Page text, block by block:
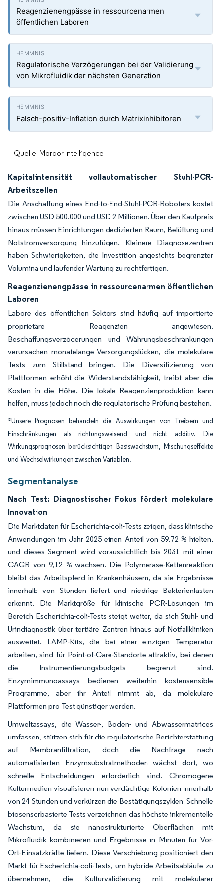
Reagenzienengpässe in ressourcenarmen
öffentlichen Laboren
Regulatorische Verzögerungen bei der Validierung
von Mikrofluidik der nächsten Generation
Falsch-positiv-Inflation durch Matrixinhibitoren
Quelle: Mordor Intelligence
Kapitalintensität vollautomatischer Stuhl-PCR-
Arbeitszellen
Die Anschaffung eines End-to-End-Stuhl-PCR-Roboters kostet
zwischen USD 500.000 und USD 2 Millionen. Über den Kaufpreis
hinaus müssen Einrichtungen dedizierten Raum, Belüftung und
Notstromversorgung hinzufügen. Kleinere Diagnosezentren
haben Schwierigkeiten, die Investition angesichts begrenzter
Volumina und laufender Wartung zu rechtfertigen.
Reagenzienengpässe in ressourcenarmen öffentlichen
Laboren
Labore des öffentlichen Sektors sind häufig auf importierte
proprietäre Reagenzien angewiesen.
Beschaffungsverzögerungen und Währungsbeschränkungen
verursachen monatelange Versorgungslücken, die molekulare
Tests zum Stillstand bringen. Die Diversifizierung von
Plattformen erhöht die Widerstandsfähigkeit, treibt aber die
Kosten in die Höhe. Die lokale Reagenzienproduktion kann
helfen, muss jedoch noch die regulatorische Prüfung bestehen.
*Unsere Prognosen behandeln die Auswirkungen von Treibern und
Einschränkungen als richtungsweisend und nicht additiv. Die
Wirkungsprognosen berücksichtigen Basiswachstum, Mischungseffekte
und Wechselwirkungen zwischen Variablen.
Segmentanalyse
Nach Test: Diagnostischer Fokus fördert molekulare
Innovation
Die Marktdaten für Escherichia-coli-Tests zeigen, dass klinische
Anwendungen im Jahr 2025 einen Anteil von 59,72 % hielten,
und dieses Segment wird voraussichtlich bis 2031 mit einer
CAGR von 9,12 % wachsen. Die Polymerase-Kettenreaktion
bleibt das Arbeitspferd in Krankenhäusern, da sie Ergebnisse
innerhalb von Stunden liefert und niedrige Bakterienlasten
erkennt. Die Marktgröße für klinische PCR-Lösungen im
Bereich Escherichia-coli-Tests steigt weiter, da sich Stuhl- und
Urindiagnostik über tertiäre Zentren hinaus auf Notfallkliniken
ausweitet. LAMP-Kits, die bei einer einzigen Temperatur
arbeiten, sind für Point-of-Care-Standorte attraktiv, bei denen
die Instrumentierungsbudgets begrenzt sind.
Enzymimmunoassays bedienen weiterhin kostensensible
Programme, aber ihr Anteil nimmt ab, da molekulare
Plattformen pro Test günstiger werden.
Umweltassays, die Wasser-, Boden- und Abwassermatrices
umfassen, stützen sich für die regulatorische Berichterstattung
auf Membranfiltration, doch die Nachfrage nach
automatisierten Enzymsubstratmethoden wächst dort, wo
schnelle Entscheidungen erforderlich sind. Chromogene
Kulturmedien visualisieren nun verdächtige Kolonien innerhalb
von 24 Stunden und verkürzen die Bestätigungszyklen. Schnelle
biosensorbasierte Tests verzeichnen das höchste inkrementelle
Wachstum, da sie nanostrukturierte Oberflächen mit
Mikrofluidik kombinieren und Ergebnisse in Minuten für Vor-
Ort-Einsatzkräfte liefern. Diese Verschiebung positioniert den
Markt für Escherichia-coli-Tests, um hybride Arbeitsabläufe zu
übernehmen, die Kulturvalidierung mit molekularer